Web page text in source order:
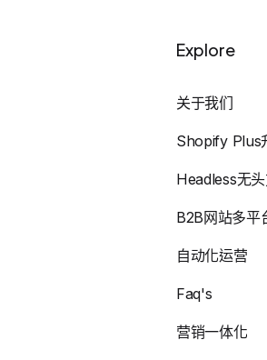
Explore
关于我们
Shopify Plus
Headless无
B2B网站多平
自动化运营
Faq's
营销一体化